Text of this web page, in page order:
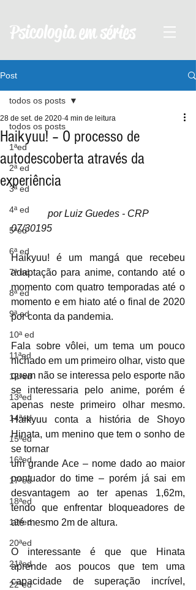
Psicologia em séries
Post
todos os posts
1ªed
2ª ed
3ª ed
4ª ed
5ªed
6ª ed
7ª ed
8ª ed
9ª ed
10ª ed
11ªed
12ªed
13ªed
14ªed
15ªed
16ªed
17ªed
18ªed
19ªed
20ªed
21ªed
22ªed
todos os posts
Haikyuu! – O processo de
autodescoberta através da
experiência
28 de set. de 2020 4 min de leitura
               por Luiz Guedes - CRP
07/30195
Haikyuu! é um mangá que recebeu
adaptação para anime, contando até o
momento com quatro temporadas até o
momento e em hiato até o final de 2020
por conta da pandemia.
Fala sobre vôlei, um tema um pouco
nichado em um primeiro olhar, visto que
quem não se interessa pelo esporte não
se interessaria pelo anime, porém é
apenas neste primeiro olhar mesmo.
Haikyuu conta a história de Shoyo
Hinata, um menino que tem o sonho de
se tornar
um grande Ace – nome dado ao maior
pontuador do time – porém já sai em
desvantagem ao ter apenas 1,62m,
tendo que enfrentar bloqueadores de
até mesmo 2m de altura.
O interessante é que que Hinata
aprende aos poucos que tem uma
capacidade de superação incrível,